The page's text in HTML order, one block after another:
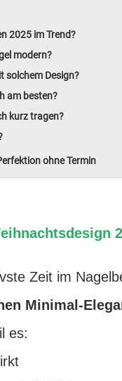
2025 im Trend?
modern?
solchem Design?
am besten?
kurz tragen?
ohne Termin
Zeit im
Minimal-
es: